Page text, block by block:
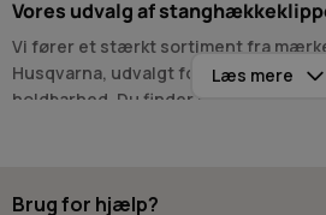
Vores udvalg af
Vi fører et stærkt sortiment fra
Husqvarna, udvalgt for høj ydeevne,
holdbarhed. Du finder kompakte
Vælg batteridrevne modeller for lavt
Læs mere
Brug for hjælp?